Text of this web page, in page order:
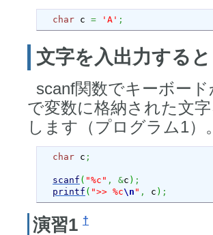
char c = 'A' ;
文字を入出力する
scanf関数でキーボー
で変数に格納された文
します（プログラム1）。
char c ;
scanf ( "%c" , &c ) ;
printf ( ">> %c\n " , c ) ;
演習1 †